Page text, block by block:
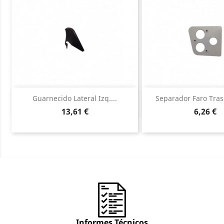
Guarnecido Lateral Izq....
Precio
13,61 €
Vista rápida Separador Faro
Precio
6,26 €
Vista